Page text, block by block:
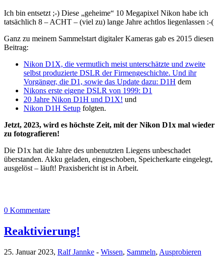
Ich bin entsetzt ;-) Diese „geheime“ 10 Megapixel Nikon habe ich
tatsächlich 8 – ACHT – (viel zu) lange Jahre achtlos liegenlassen :-(
Ganz zu meinem Sammelstart digitaler Kameras gab es 2015 diesen
Beitrag:
Nikon D1X, die vermutlich meist unterschätzte und zweite
selbst produzierte DSLR der Firmengeschichte. Und ihr
Vorgänger, die D1, sowie das Update dazu: D1H dem
Nikons erste eigene DSLR von 1999: D1
20 Jahre Nikon D1H und D1X! und
Nikon D1H Setup folgten.
Jetzt, 2023, wird es höchste Zeit, mit der Nikon D1x mal wieder
zu fotografieren!
Die D1x hat die Jahre des unbenutzten Liegens unbeschadet
überstanden. Akku geladen, eingeschoben, Speicherkarte eingelegt,
ausgelöst – läuft! Praxisbericht ist in Arbeit.
0 Kommentare
Reaktivierung!
25. Januar 2023, Ralf Jannke - Wissen, Sammeln, Ausprobieren